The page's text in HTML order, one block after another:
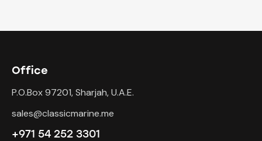
Office
P.O.Box 97201, Sharjah, U.A.E.
sales@classicmarine.me
+971 54 252 3301